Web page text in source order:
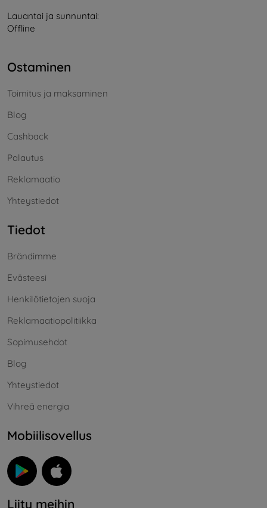
Lauantai ja sunnuntai:
Offline
Ostaminen
Toimitus ja maksaminen
Blog
Cashback
Palautus
Reklamaatio
Yhteystiedot
Tiedot
Brändimme
Evästeesi
Henkilötietojen suoja
Reklamaatiopolitiikka
Sopimusehdot
Blog
Yhteystiedot
Vihreä energia
Mobiilisovellus
Liity meihin